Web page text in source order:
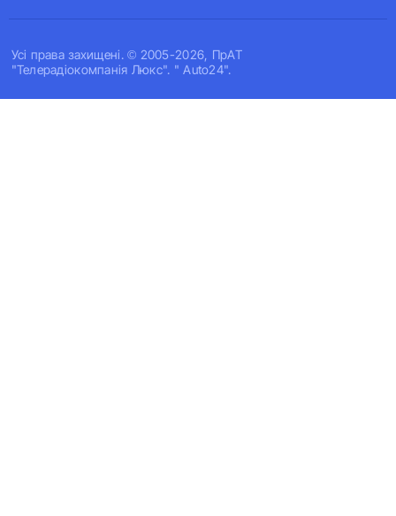
Усi права захищенi. © 2005-2026, ПрАТ
"Телерадіокомпанія Люкс". " Auto24".